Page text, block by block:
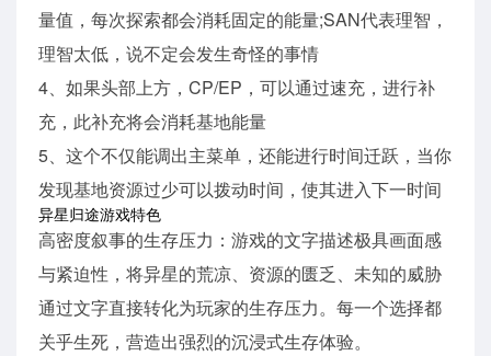
量值，每次探索都会消耗固定的能量;SAN代表理智，
理智太低，说不定会发生奇怪的事情
4、如果头部上方，CP/EP，可以通过速充，进行补
充，此补充将会消耗基地能量
5、这个不仅能调出主菜单，还能进行时间迁跃，当你
发现基地资源过少可以拨动时间，使其进入下一时间
异星归途游戏特色
高密度叙事的生存压力：游戏的文字描述极具画面感
与紧迫性，将异星的荒凉、资源的匮乏、未知的威胁
通过文字直接转化为玩家的生存压力。每一个选择都
关乎生死，营造出强烈的沉浸式生存体验。